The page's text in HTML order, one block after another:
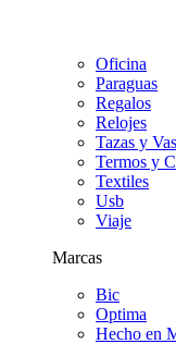
Oficina
Paraguas
Regalos
Relojes
Tazas y
Termos y
Textiles
Usb
Viaje
Marcas
Bic
Optima
Hecho en